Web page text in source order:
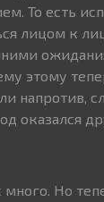
То есть
лицом к
этому
напротив,
оказался
Но